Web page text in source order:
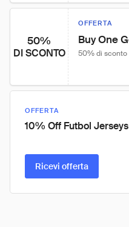
50%
DI SCONTO
OFFERTA
Buy One
50% di sconto
OFFERTA
10% Off Futbol
Ricevi offerta